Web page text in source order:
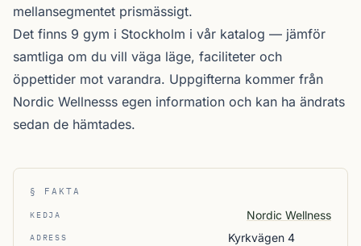
mellansegmentet prismässigt.
Det finns 9 gym i Stockholm i vår katalog — jämför
samtliga om du vill väga läge, faciliteter och
öppettider mot varandra. Uppgifterna kommer från
Nordic Wellnesss egen information och kan ha ändrats
sedan de hämtades.
§ FAKTA
KEDJA Nordic Wellness
ADRESS
Kyrkvägen 4